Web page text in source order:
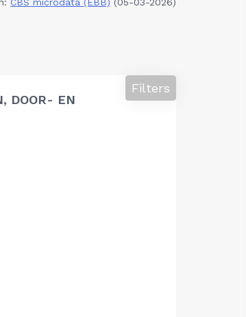
DOOR- EN
Filters